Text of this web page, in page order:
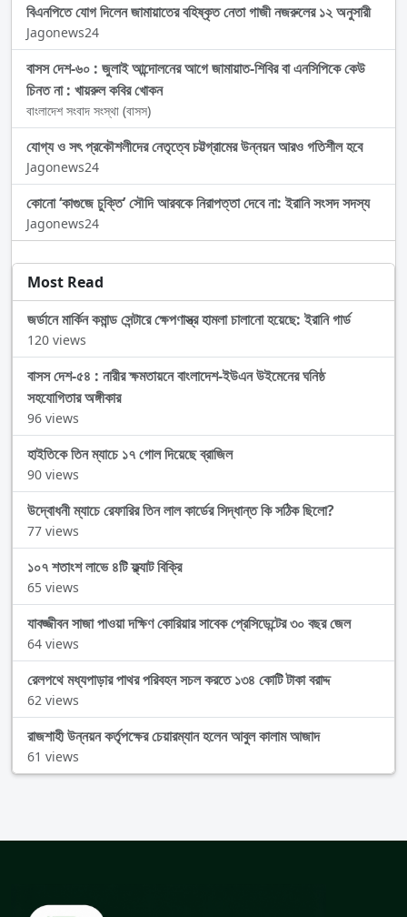
বিএনপিতে যোগ দিলেন জামায়াতের বহিষ্কৃত নেতা গাজী নজরুলের ১২ অনুসারী
Jagonews24
বাসস দেশ-৬০ : জুলাই আন্দোলনের আগে জামায়াত-শিবির বা এনসিপিকে কেউ
চিনত না : খায়রুল কবির খোকন
বাংলাদেশ সংবাদ সংস্থা (বাসস)
যোগ্য ও সৎ প্রকৌশলীদের নেতৃত্বে চট্টগ্রামের উন্নয়ন আরও গতিশীল হবে
Jagonews24
কোনো ‘কাগুজে চুক্তি’ সৌদি আরবকে নিরাপত্তা দেবে না: ইরানি সংসদ সদস্য
Jagonews24
Most Read
জর্ডানে মার্কিন কমান্ড সেন্টারে ক্ষেপণাস্ত্র হামলা চালানো হয়েছে: ইরানি গার্ড
120 views
বাসস দেশ-৫৪ : নারীর ক্ষমতায়নে বাংলাদেশ-ইউএন উইমেনের ঘনিষ্ঠ
সহযোগিতার অঙ্গীকার
96 views
হাইতিকে তিন ম্যাচে ১৭ গোল দিয়েছে ব্রাজিল
90 views
উদ্বোধনী ম্যাচে রেফারির তিন লাল কার্ডের সিদ্ধান্ত কি সঠিক ছিলো?
77 views
১০৭ শতাংশ লাভে ৪টি ফ্ল্যাট বিক্রি
65 views
যাবজ্জীবন সাজা পাওয়া দক্ষিণ কোরিয়ার সাবেক প্রেসিডেন্টের ৩০ বছর জেল
64 views
রেলপথে মধ্যপাড়ার পাথর পরিবহন সচল করতে ১৩৪ কোটি টাকা বরাদ্দ
62 views
রাজশাহী উন্নয়ন কর্তৃপক্ষের চেয়ারম্যান হলেন আবুল কালাম আজাদ
61 views